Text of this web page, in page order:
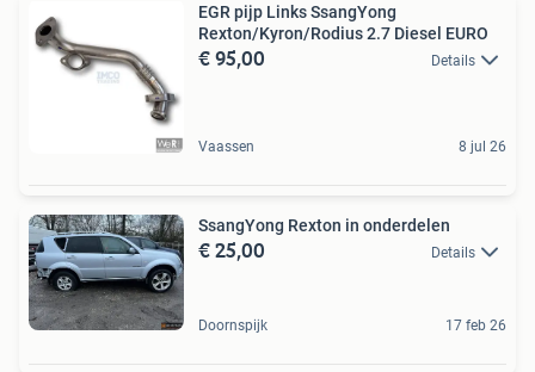
EGR pijp Links SsangYong
Rexton/Kyron/Rodius 2.7 Diesel EURO
€ 95,00 Details
Vaassen 8 jul 26
SsangYong Rexton in onderdelen
€ 25,00 Details
Doornspijk 17 feb 26